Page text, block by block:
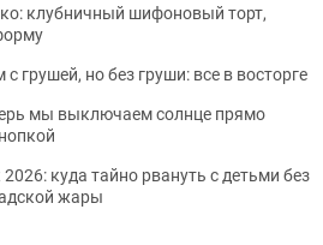
клубничный шифоновый торт,
грушей, но без груши: все в восторге
мы выключаем солнце прямо
куда тайно рвануть с детьми без
жары